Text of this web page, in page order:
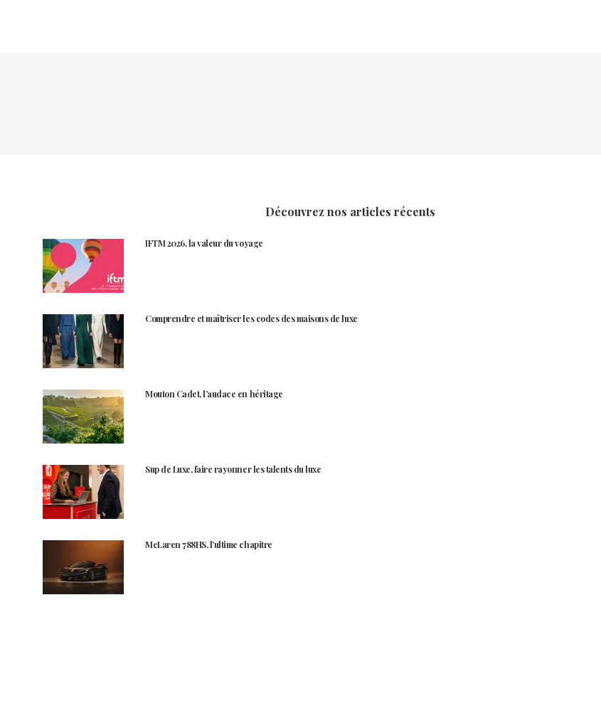
Découvrez nos articles récents
IFTM 2026, la valeur du voyage
Comprendre et maîtriser les codes des maisons de luxe
Mouton Cadet, l’audace en héritage
Sup de Luxe, faire rayonner les talents du luxe
McLaren 788HS, l’ultime chapitre